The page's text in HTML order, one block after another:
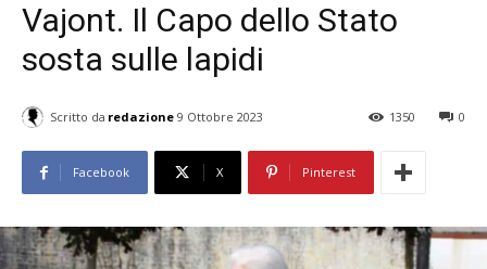
Vajont. Il Capo dello Stato
sosta sulle lapidi
Scritto da redazione 9 Ottobre 2023 0
1350
Facebook X Pinterest